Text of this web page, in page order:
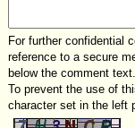
For further confidential
reference to a secure
below the comment text.
To prevent the use of
character set in the left